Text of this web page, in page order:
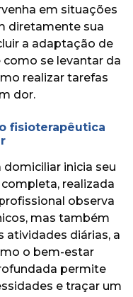
em situações
diretamente sua
a adaptação de
se levantar da
realizar tarefas
dor.
fisioterapêutica
inicia seu
realizada
observa
mas também
diárias, a
o bem-estar
permite
e traçar um